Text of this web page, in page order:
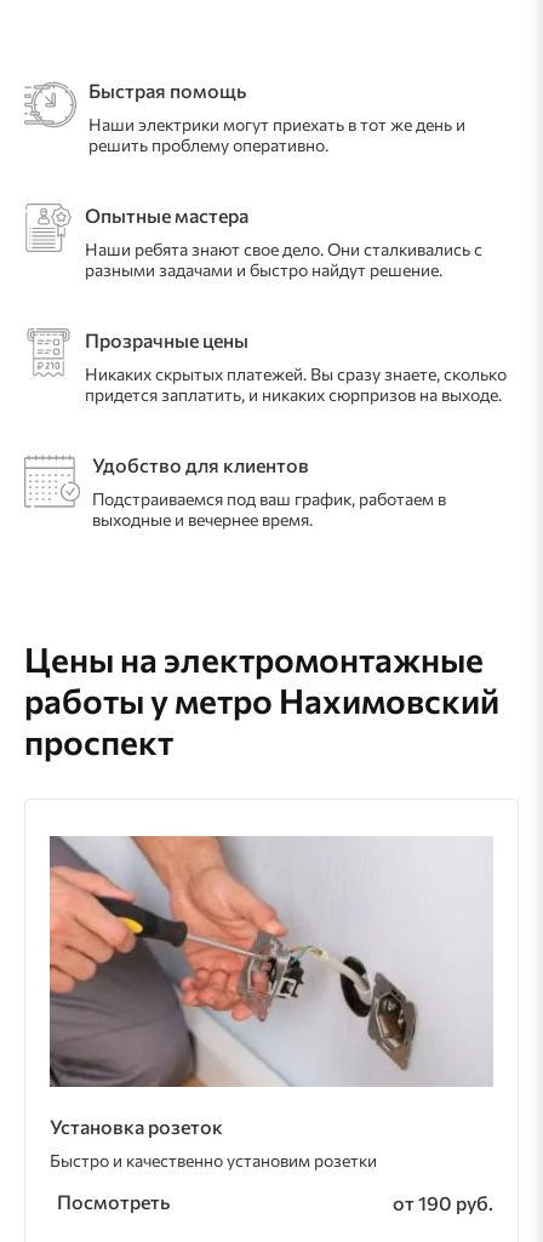
Быстрая помощь
Наши электрики могут приехать в тот же день и
решить проблему оперативно.
Опытные мастера
Наши ребята знают свое дело. Они сталкивались с
разными задачами и быстро найдут решение.
Прозрачные цены
Никаких скрытых платежей. Вы сразу знаете, сколько
придется заплатить, и никаких сюрпризов на выходе.
Удобство для клиентов
Подстраиваемся под ваш график, работаем в
выходные и вечернее время.
Цены на электромонтажные
работыу метро Нахимовский
проспект
Установка розеток
Быстро и качественно установим розетки
Посмотреть от 190 руб.